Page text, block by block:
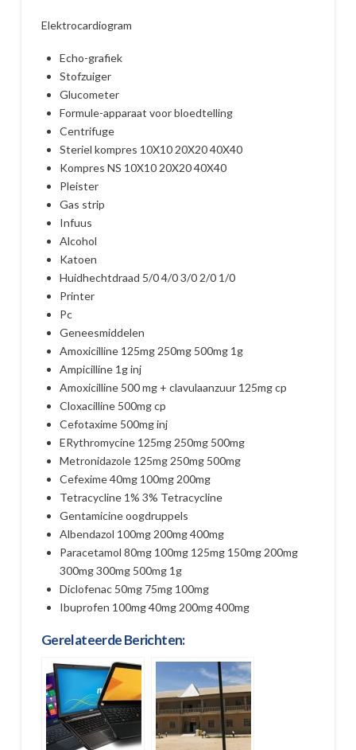
Elektrocardiogram
Echo-grafiek
Stofzuiger
Glucometer
Formule-apparaat voor bloedtelling
Centrifuge
Steriel kompres 10X10 20X20 40X40
Kompres NS 10X10 20X20 40X40
Pleister
Gas strip
Infuus
Alcohol
Katoen
Huidhechtdraad 5/0 4/0 3/0 2/0 1/0
Printer
Pc
Geneesmiddelen
Amoxicilline 125mg 250mg 500mg 1g
Ampicilline 1g inj
Amoxicilline 500 mg + clavulaanzuur 125mg cp
Cloxacilline 500mg cp
Cefotaxime 500mg inj
ERythromycine 125mg 250mg 500mg
Metronidazole 125mg 250mg 500mg
Cefexime 40mg 100mg 200mg
Tetracycline 1% 3% Tetracycline
Gentamicine oogdruppels
Albendazol 100mg 200mg 400mg
Paracetamol 80mg 100mg 125mg 150mg 200mg
300mg 300mg 500mg 1g
Diclofenac 50mg 75mg 100mg
Ibuprofen 100mg 40mg 200mg 400mg
Gerelateerde Berichten: